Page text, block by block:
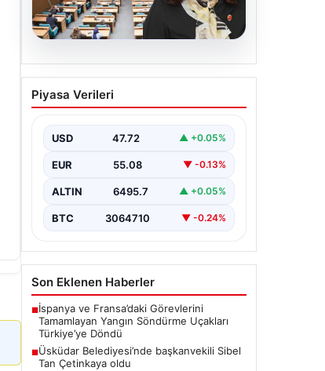
Üsküdar Belediyesi’nde
başkanvekili Sibel Tan
Piyasa Verileri
USD 47.72 ▲ +0.05%
EUR 55.08 ▼ -0.13%
ALTIN 6495.7 ▲ +0.05%
BTC 3064710 ▼ -0.24%
Son Eklenen Haberler
■İspanya ve Fransa’daki Görevlerini
Tamamlayan Yangın Söndürme Uçakları
Türkiye’ye Döndü
■Üsküdar Belediyesi’nde başkanvekili Sibel
Tan Çetinkaya oldu